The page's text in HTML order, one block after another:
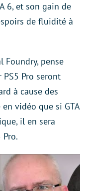
6, et son gain de
de fluidité à
Foundry, pense
PS5 Pro seront
à cause des
vidéo que si GTA
il en sera